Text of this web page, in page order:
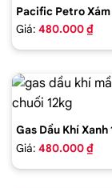
Pacific Petro Xám
Giá: 480.000 ₫
Gas Dầu Khí Xanh
Giá: 480.000 ₫